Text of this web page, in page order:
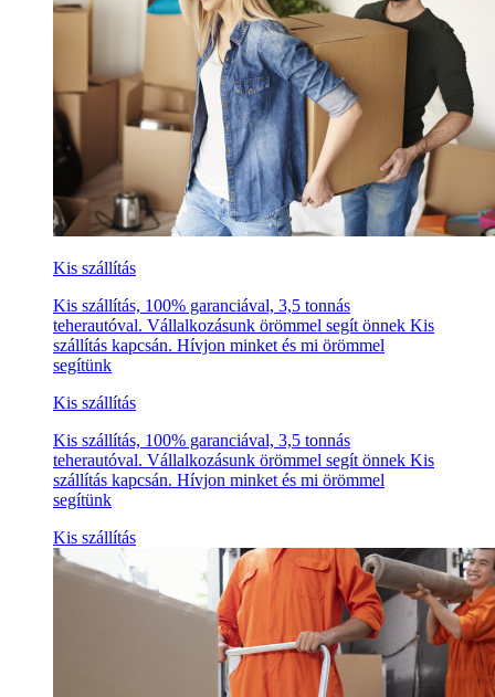
Kis szállítás
Kis szállítás, 100% garanciával, 3,5 tonnás
teherautóval. Vállalkozásunk örömmel segít önnek Kis
szállítás kapcsán. Hívjon minket és mi örömmel
segítünk
Kis szállítás
Kis szállítás, 100% garanciával, 3,5 tonnás
teherautóval. Vállalkozásunk örömmel segít önnek Kis
szállítás kapcsán. Hívjon minket és mi örömmel
segítünk
Kis szállítás